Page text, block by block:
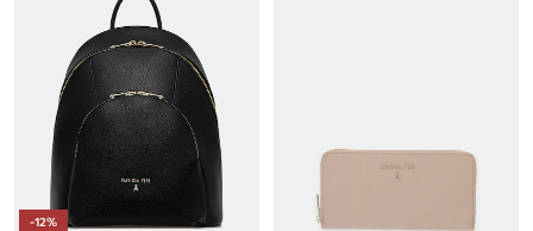
-12%